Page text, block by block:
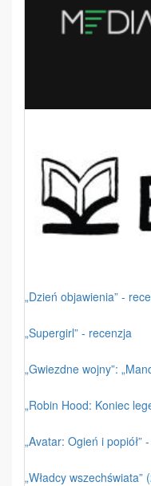
„Dzień objawienia” -
„Supergirl” - recenzja
„Gwiezdne wojny”:
„Robin Hood: Koniec
„Avatar: Ogień i popiół”
„Władcy